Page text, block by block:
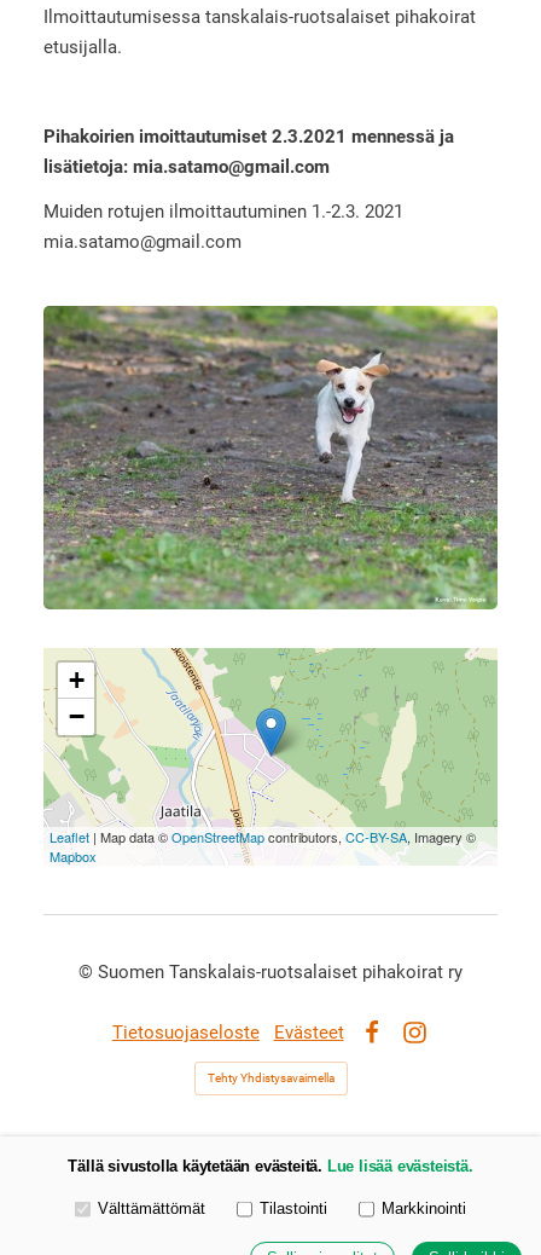
Ilmoittautumisessa tanskalais-ruotsalaiset pihakoirat
etusijalla.
Pihakoirien imoittautumiset 2.3.2021 mennessä ja
lisätietoja: mia.satamo@gmail.com
Muiden rotujen ilmoittautuminen 1.-2.3. 2021
mia.satamo@gmail.com
+
−
Leaflet| Map data ©OpenStreetMapcontributors,CC-BY-SA, Imagery ©
Mapbox
© Suomen Tanskalais-ruotsalaiset pihakoirat ry
Tietosuojaseloste
Evästeet
Tehty Yhdistysavaimella
Tällä sivustolla käytetään evästeitä. Lue lisää evästeistä.
Valitse käytettävät evästeet
Välttämättömät Tilastointi Markkinointi